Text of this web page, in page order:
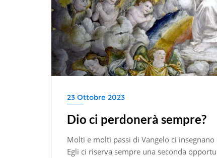
23 Ottobre 2023
Dio ci perdonerà sempre?
Molti e molti passi di Vangelo ci
Egli ci riserva sempre una seconda